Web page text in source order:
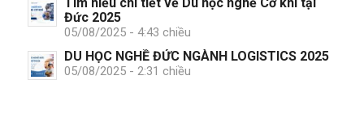
Đức 2025
05/08/2025 - 4:43 chiều
DU HỌC NGHỀ ĐỨC NGÀNH LOGISTICS 2025
05/08/2025 - 2:31 chiều